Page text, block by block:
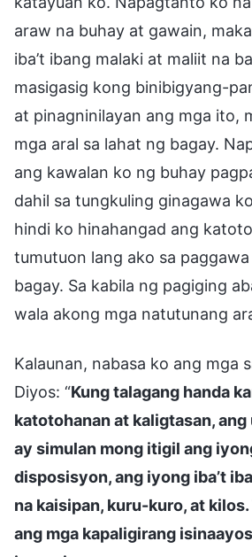
araw na buhay at gawain,
iba’t ibang malaki at maliit na
masigasig kong binibigyang-
at pinagninilayan ang mga ito,
mga aral sa lahat ng bagay.
ang kawalan ko ng buhay
dahil sa tungkuling ginagawa
hindi ko hinahangad ang
tumutuon lang ako sa
bagay. Sa kabila ng pagiging
wala akong mga natutunang
Kalaunan, nabasa ko ang mga
Diyos: “Kung talagang handa
katotohanan at kaligtasan, ang
ay simulan mong itigil ang
disposisyon, ang iyong iba’t
na kaisipan, kuru-kuro, at
ang mga kapaligirang